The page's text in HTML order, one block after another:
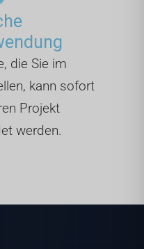
die Sie im
kann sofort
Projekt
werden.